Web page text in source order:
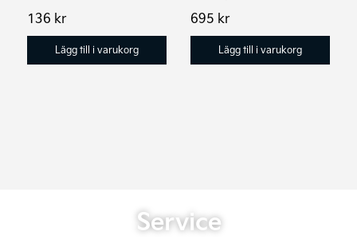
136 kr
Lägg till i varukorg
695 kr
Lägg till i varukorg
Service